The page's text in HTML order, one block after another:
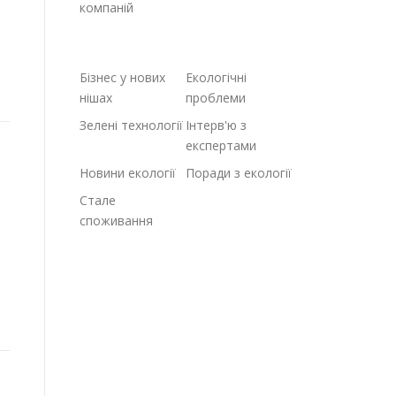
компаній
Бізнес у нових
нішах
Екологічні
проблеми
Зелені технології Інтерв'ю з
експертами
Новини екології
Поради з екології
Стале
споживання